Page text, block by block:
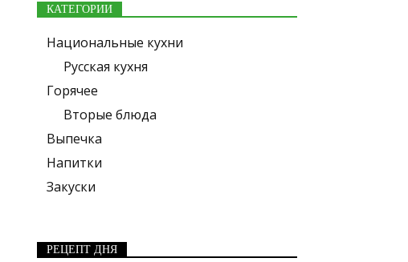
КАТЕГОРИИ
Национальные кухни
Русская кухня
Горячее
Вторые блюда
Выпечка
Напитки
Закуски
РЕЦЕПТ ДНЯ